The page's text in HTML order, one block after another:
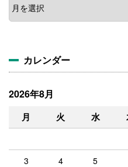
ー
カ
カレンダー
2026年8月
月 火 水
3
4 5